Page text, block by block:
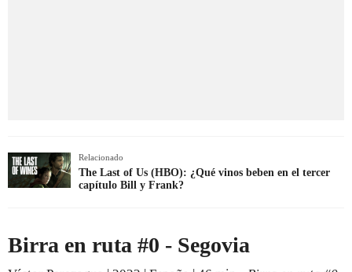
Relacionado
The Last of Us (HBO): ¿Qué vinos beben en el tercer
capítulo Bill y Frank?
Birra en ruta #0 - Segovia